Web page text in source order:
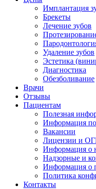
Имплантация
Брекеты
Лечение зубов
Удаление зубов
Эстетика
Диагностика
Обезболивание
Врачи
Отзывы
Пациентам
Полезная
Информация по
Вакансии
Лицензии и
Информация о
Надзорные и
Информация о
Политика
Контакты